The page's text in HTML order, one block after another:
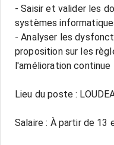
- Saisir et valider les
systèmes
- Analyser les
proposition sur les
l'amélioration continue
Lieu du poste :
Salaire : À partir de 13